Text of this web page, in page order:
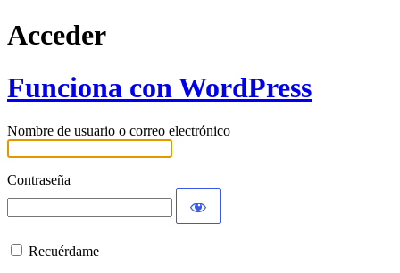
Acceder
Funciona con WordPress
Nombre de usuario o correo electrónico
Contraseña
Recuérdame